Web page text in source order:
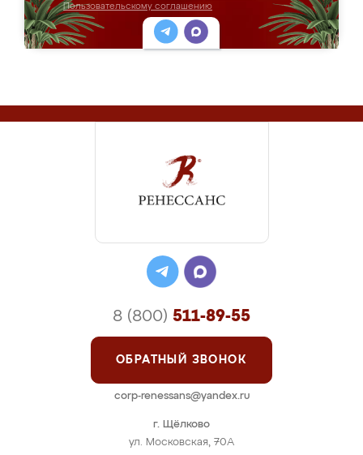
Пользовательскому соглашению
г. Щёлково
ул. Московская, 70А
8 (800) 511-89-55
ОБРАТНЫЙ ЗВОНОК
corp-renessans@yandex.ru